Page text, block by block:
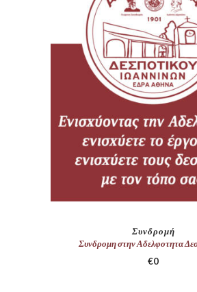
Συνδρομή
Συνδρομη στην Αδελφοτητα
€0